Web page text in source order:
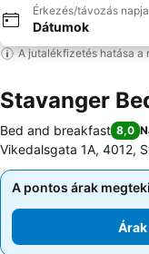
Érkezés/távozás napja
Dátumok
A jutalékfizetés hatása a
Stavanger
Bed and breakfast 8,0
Vikedalsgata 1A, 4012,
A pontos árak
A pontos árak